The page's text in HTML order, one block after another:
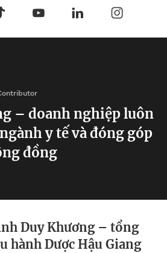
– doanh nghiệp luôn
y tế và đóng góp
đồng
Duy Khương – tổng
hành Dược Hậu Giang